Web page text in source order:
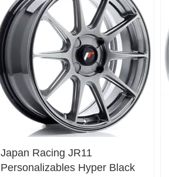
Japan Racing JR11
Personalizables Hyper Black